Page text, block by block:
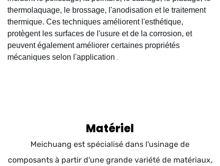
thermolaquage, le brossage, l'anodisation et le traitement
thermique. Ces techniques améliorent l'esthétique,
protègent les surfaces de l'usure et de la corrosion, et
peuvent également améliorer certaines propriétés
mécaniques selon l'application .
Matériel
Meichuang est spécialisé dans l'usinage de
composants à partir d'une grande variété de matériaux,